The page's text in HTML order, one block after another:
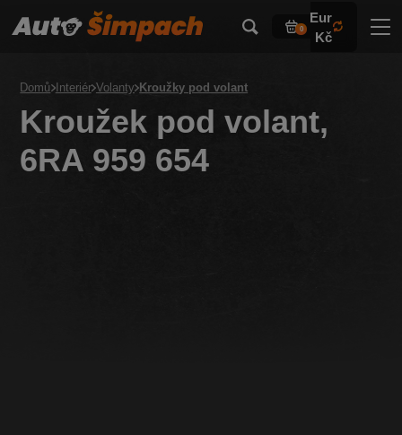
0
Eur
Kč
Domů Interiér Volanty Kroužky pod volant
Kroužek pod volant,
6RA 959 654